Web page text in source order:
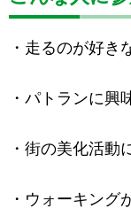
・走るのが好き
・パトランに興
・街の美化活動
・ウォーキング